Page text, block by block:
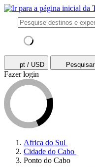
pt / USD Pesquisar
Fazer login
Africa do Sul
Cidade do Cabo
Ponto do Cabo